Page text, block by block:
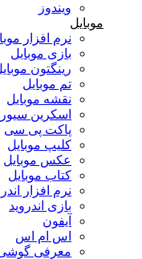
ویندوز
موبایل
نرم افزار
بازی موبایل
رینگتون
تم موبایل
نقشه موبایل
اسکرین سیور
پاکت پی سی
کلیپ موبایل
عکس موبایل
کتاب موبایل
نرم افزار
بازی اندروید
آیفون
اس ام اس
معرفی گوشی